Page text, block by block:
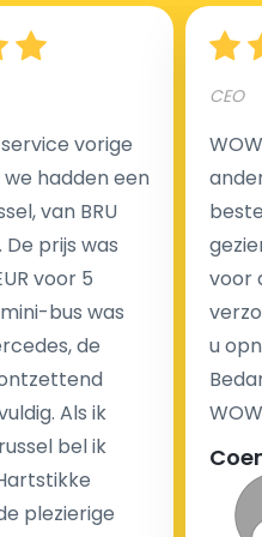
taxi transfer?
voordelen van
voor uw rit. In
met taxameter
in rekening voor de
of extra kosten voor
heeft.
informatie over uw
bevat alle
en de prijs die u
en een
vorige
hadden een
van BRU
prijs was
voor 5
bus was
de
Als ik
bel ik
plezierige
CEO
voor
u